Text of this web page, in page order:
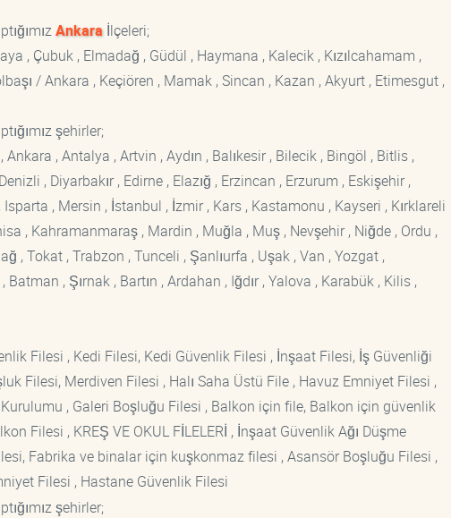
Ankara İlçeleri;
, Çubuk , Elmadağ , Güdül , Haymana , Kalecik , Kızılcahamam ,
/ Ankara , Keçiören , Mamak , Sincan , Kazan , Akyurt , Etimesgut ,
şehirler;
, Antalya , Artvin , Aydın , Balıkesir , Bilecik , Bingöl , Bitlis ,
, Diyarbakır , Edirne , Elazığ , Erzincan , Erzurum , Eskişehir ,
, Mersin , İstanbul , İzmir , Kars , Kastamonu , Kayseri , Kırklareli
, Kahramanmaraş , Mardin , Muğla , Muş , Nevşehir , Niğde , Ordu ,
, Tokat , Trabzon , Tunceli , Şanlıurfa , Uşak , Van , Yozgat ,
, Şırnak , Bartın , Ardahan , Iğdır , Yalova , Karabük , Kilis ,
Filesi , Kedi Filesi, Kedi Güvenlik Filesi , İnşaat Filesi, İş Güvenliği
Filesi, Merdiven Filesi , Halı Saha Üstü File , Havuz Emniyet Filesi ,
, Galeri Boşluğu Filesi , Balkon için file, Balkon için güvenlik
Filesi , KREŞ VE OKUL FİLELERİ , İnşaat Güvenlik Ağı Düşme
Fabrika ve binalar için kuşkonmaz filesi , Asansör Boşluğu Filesi ,
Filesi , Hastane Güvenlik Filesi
şehirler;